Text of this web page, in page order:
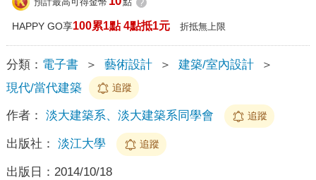
?
HAPPY GO享100累1點 4點抵1元 折抵無上限
分類： 電子書 ＞ 藝術設計 ＞ 建築/室內設計
＞
現代/當代建築
追蹤
作者： 淡大建築系、淡大建築系同學會 追蹤
出版社： 淡江大學 追蹤
出版日： 2014/10/18